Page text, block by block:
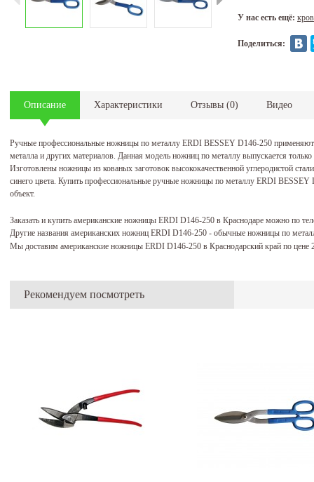
У нас есть ещё:
Поделиться:
Описание Характеристики Отзывы (0) Видео
Ручные профессиональные ножницы по металлу ERDI BESSEY D146-250
металла и других материалов. Данная модель ножниц по металлу выпускается
Изготовлены ножницы из кованых заготовок высококачественной углеродистой
синего цвета. Купить профессиональные ручные ножницы по металлу ERDI
объект.
Заказать и купить американские ножницы ERDI D146-250 в Краснодаре можно по
Другие названия американских ножниц ERDI D146-250 - обычные ножницы по
Мы доставим американские ножницы ERDI D146-250 в Краснодарский край по цене
Рекомендуем посмотреть